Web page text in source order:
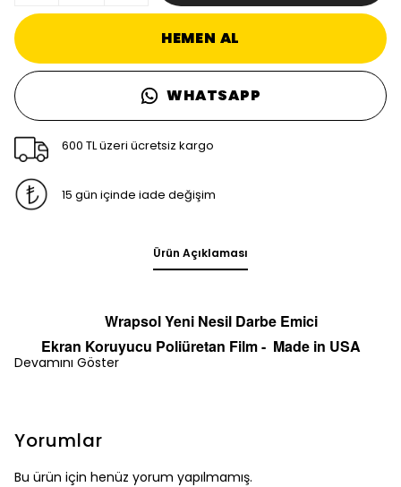
HEMEN AL
WHATSAPP
600 TL üzeri ücretsiz kargo
15 gün içinde iade değişim
Ürün Açıklaması
Wrapsol Yeni Nesil Darbe Emici
Ekran Koruyucu Poliüretan Film - Made in USA
Devamını Göster
Yorumlar
Bu ürün için henüz yorum yapılmamış.